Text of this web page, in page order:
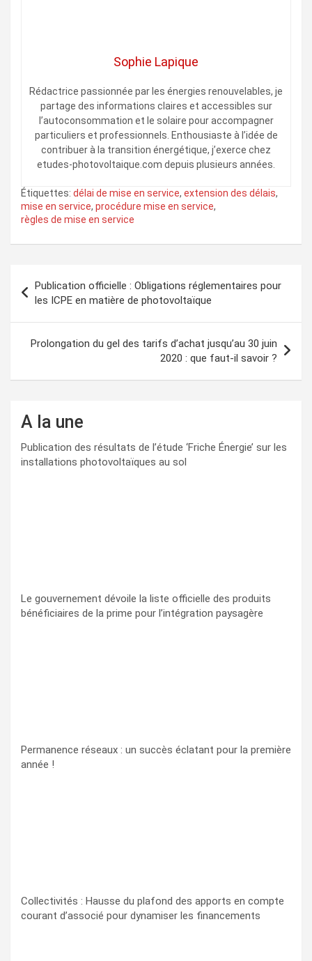
Sophie Lapique
Rédactrice passionnée par les énergies renouvelables, je
partage des informations claires et accessibles sur
l’autoconsommation et le solaire pour accompagner
particuliers et professionnels. Enthousiaste à l’idée de
contribuer à la transition énergétique, j’exerce chez
etudes-photovoltaique.com depuis plusieurs années.
Étiquettes: délai de mise en service, extension des délais,
mise en service, procédure mise en service,
règles de mise en service
de
l’article
Publication officielle : Obligations réglementaires pour
les ICPE en matière de photovoltaïque
Prolongation du gel des tarifs d’achat jusqu’au 30 juin
2020 : que faut-il savoir ?
A la une
Publication des résultats de l’étude ‘Friche Énergie’ sur les
installations photovoltaïques au sol
Le gouvernement dévoile la liste officielle des produits
bénéficiaires de la prime pour l’intégration paysagère
Permanence réseaux : un succès éclatant pour la première
année !
Collectivités : Hausse du plafond des apports en compte
courant d’associé pour dynamiser les financements